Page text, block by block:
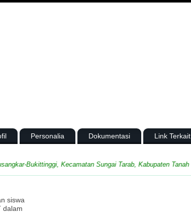
Personalia Dokumentasi Link Terkait
Bukittinggi, Kecamatan Sungai Tarab, Kabupaten Tanah Datar
siswa
dalam